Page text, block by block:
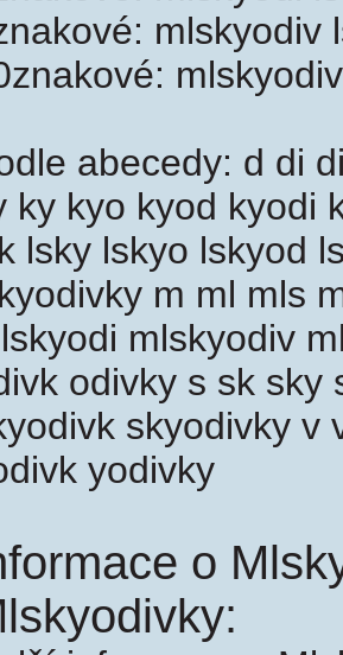
mlskyodiv
abecedy: d di
ky kyo kyod kyodi
lsky lskyo lskyod
m ml mls
mlskyodiv
odivky s sk sky
skyodivky v
yodivky
o